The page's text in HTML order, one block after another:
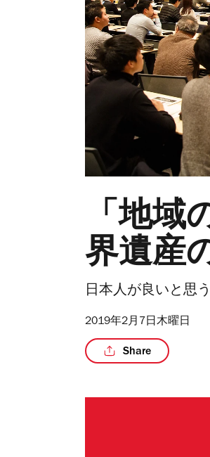
「地域
界遺産
日本人が良いと思
2019年2月7日木曜日
Share